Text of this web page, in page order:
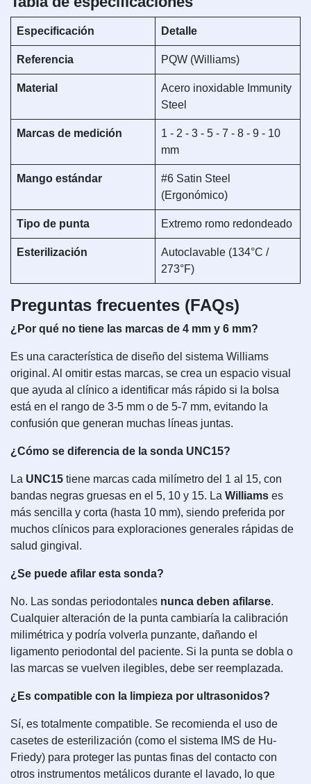
Especificación Detalle
Referencia PQW (Williams)
Material
Acero inoxidable Immunity
Steel
Marcas de medición
1 - 2 - 3 - 5 - 7 - 8 - 9 - 10
mm
Mango estándar
#6 Satin Steel
(Ergonómico)
Tipo de punta Extremo romo redondeado
Esterilización
Autoclavable (134°C /
273°F)
Preguntas frecuentes (FAQs)
¿Por qué no tiene las marcas de 4 mm y 6 mm?
Es una característica de diseño del sistema Williams
original. Al omitir estas marcas, se crea un espacio visual
que ayuda al clínico a identificar más rápido si la bolsa
está en el rango de 3-5 mm o de 5-7 mm, evitando la
confusión que generan muchas líneas juntas.
¿Cómo se diferencia de la sonda UNC15?
La UNC15 tiene marcas cada milímetro del 1 al 15, con
bandas negras gruesas en el 5, 10 y 15. La Williams es
más sencilla y corta (hasta 10 mm), siendo preferida por
muchos clínicos para exploraciones generales rápidas de
salud gingival.
¿Se puede afilar esta sonda?
No. Las sondas periodontales nunca deben afilarse.
Cualquier alteración de la punta cambiaría la calibración
milimétrica y podría volverla punzante, dañando el
ligamento periodontal del paciente. Si la punta se dobla o
las marcas se vuelven ilegibles, debe ser reemplazada.
¿Es compatible con la limpieza por ultrasonidos?
Sí, es totalmente compatible. Se recomienda el uso de
casetes de esterilización (como el sistema IMS de Hu-
Friedy) para proteger las puntas finas del contacto con
otros instrumentos metálicos durante el lavado, lo que